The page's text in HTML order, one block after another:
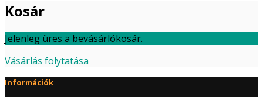
Kosár
Jelenleg üres a bevásárlókosár.
Vásárlás folytatása
Információk